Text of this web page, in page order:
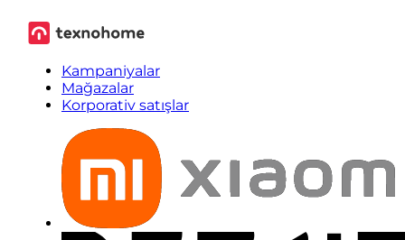
Kampaniyalar
Mağazalar
Korporativ satışlar